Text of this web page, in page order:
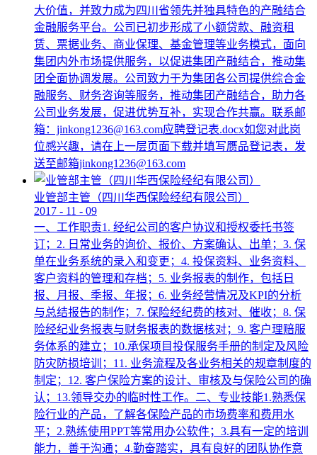
大价值，并致力成为四川省领先并独具特色的产融结合
金融服务平台。公司已初步形成了小额贷款、融资租
赁、票据业务、商业保理、基金管理等业务模式，面向
集团内外市场提供服务，以促进集团产融结合，推动集
团全面协调发展。公司致力于为集团各公司提供综合金
融服务、财务咨询等服务，推动集团产融结合，助力各
公司业务发展，促进优势互补，实现合作共赢。联系邮
箱：jinkong1236@163.com应聘登记表.docx如您对此岗
位感兴趣，请在上一层页面下载并填写赝品登记表，发
送至邮箱jinkong1236@163.com
业管部主管（四川华西保险经纪有限公司）
2017 - 11 - 09
一、工作职责1. 经纪公司的客户协议和授权委托书签
订；2. 日常业务的询价、报价、方案确认、出单；3. 保
单在业务系统的录入和变更；4. 投保资料、业务资料、
客户资料的管理和存档；5. 业务报表的制作，包括日
报、月报、季报、年报；6. 业务经营情况及KPI的分析
与总结报告的制作；7. 保险经纪费的核对、催收；8. 保
险经纪业务报表与财务报表的数据核对；9. 客户理赔服
务体系的建立；10.承保项目投保服务手册的制定及风险
防灾防损培训；11. 业务流程及各业务相关的规章制度的
制定；12. 客户保险方案的设计、审核及与保险公司的确
认；13.领导交办的临时性工作。二、专业技能1.熟悉保
险行业的产品，了解各保险产品的市场费率和费用水
平；2.熟练使用PPT等常用办公软件；3.具有一定的培训
能力，善于沟通；4.勤奋踏实，具有良好的团队协作意